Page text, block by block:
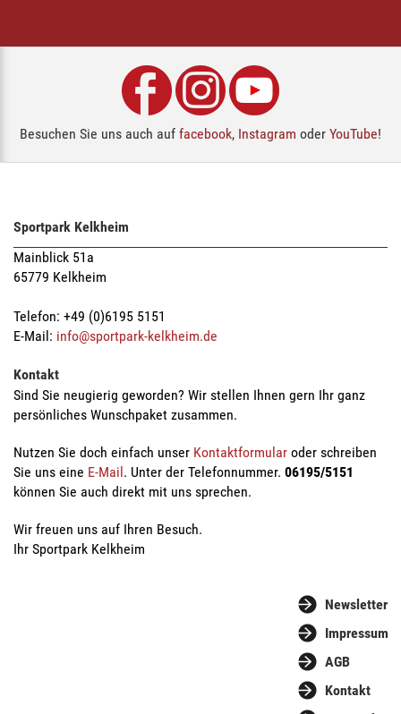
Besuchen Sie uns auch auf facebook, Instagram oder YouTube!
Sportpark Kelkheim
Mainblick 51a
65779 Kelkheim
Telefon: +49 (0)6195 5151
E-Mail: info@sportpark-kelkheim.de
Kontakt
Sind Sie neugierig geworden? Wir stellen Ihnen gern Ihr ganz
persönliches Wunschpaket zusammen.
Nutzen Sie doch einfach unser Kontaktformular oder schreiben
Sie uns eine E-Mail . Unter der Telefonnummer. 06195/5151
können Sie auch direkt mit uns sprechen.
Wir freuen uns auf Ihren Besuch.
Ihr Sportpark Kelkheim
Newsletter
Impressum
AGB
Kontakt